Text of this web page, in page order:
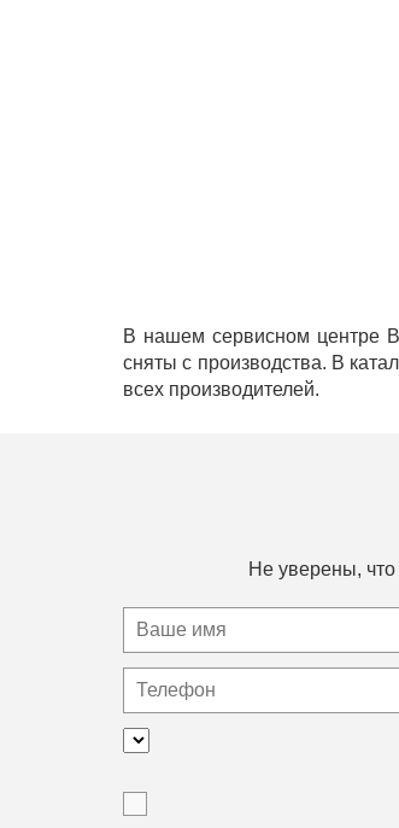
В нашем сервисном центре
сняты с производства. В
всех производителей.
Не уверены, что